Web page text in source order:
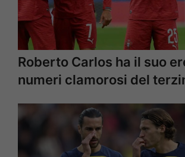
Roberto Carlos ha il suo
numeri clamorosi del